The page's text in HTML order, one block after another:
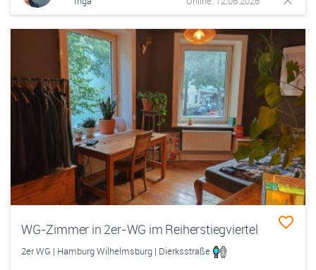
WG-Zimmer in 2er-WG im Reiherstiegviertel
2er WG | Hamburg Wilhelmsburg | Dierksstraße